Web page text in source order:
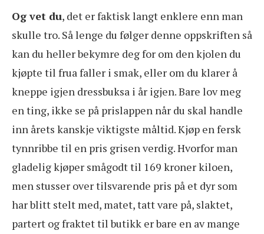
Og vet du, det er faktisk langt enklere enn man
skulle tro. Så lenge du følger denne oppskriften så
kan du heller bekymre deg for om den kjolen du
kjøpte til frua faller i smak, eller om du klarer å
kneppe igjen dressbuksa i år igjen. Bare lov meg
en ting, ikke se på prislappen når du skal handle
inn årets kanskje viktigste måltid. Kjøp en fersk
tynnribbe til en pris grisen verdig. Hvorfor man
gladelig kjøper smågodt til 169 kroner kiloen,
men stusser over tilsvarende pris på et dyr som
har blitt stelt med, matet, tatt vare på, slaktet,
partert og fraktet til butikk er bare en av mange